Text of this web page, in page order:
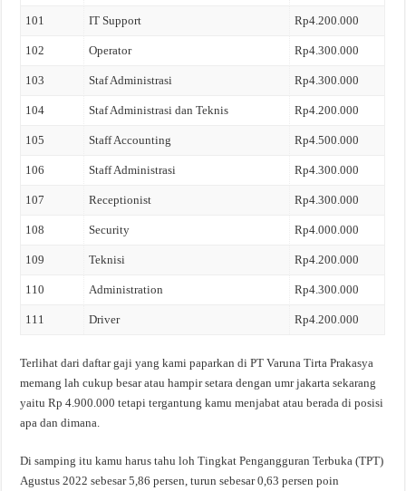
101 IT Support Rp4.200.000
102 Operator Rp4.300.000
103 Staf Administrasi Rp4.300.000
104 Staf Administrasi dan Teknis Rp4.200.000
105 Staff Accounting Rp4.500.000
106 Staff Administrasi Rp4.300.000
107 Receptionist Rp4.300.000
108 Security Rp4.000.000
109 Teknisi Rp4.200.000
110 Administration Rp4.300.000
111 Driver Rp4.200.000
Terlihat dari daftar gaji yang kami paparkan di PT Varuna Tirta Prakasya
memang lah cukup besar atau hampir setara dengan umr jakarta sekarang
yaitu Rp 4.900.000 tetapi tergantung kamu menjabat atau berada di posisi
apa dan dimana.
Di samping itu kamu harus tahu loh Tingkat Pengangguran Terbuka (TPT)
Agustus 2022 sebesar 5,86 persen, turun sebesar 0,63 persen poin